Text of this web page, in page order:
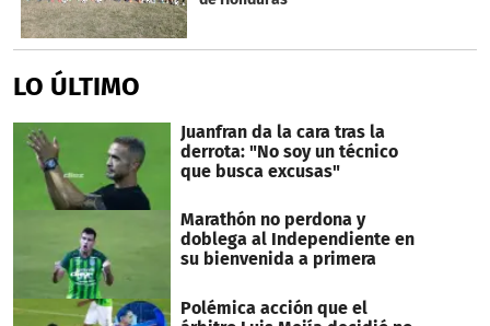
LO ÚLTIMO
Juanfran da la cara tras la
derrota: "No soy un técnico
que busca excusas"
Marathón no perdona y
doblega al Independiente en
su bienvenida a primera
Polémica acción que el